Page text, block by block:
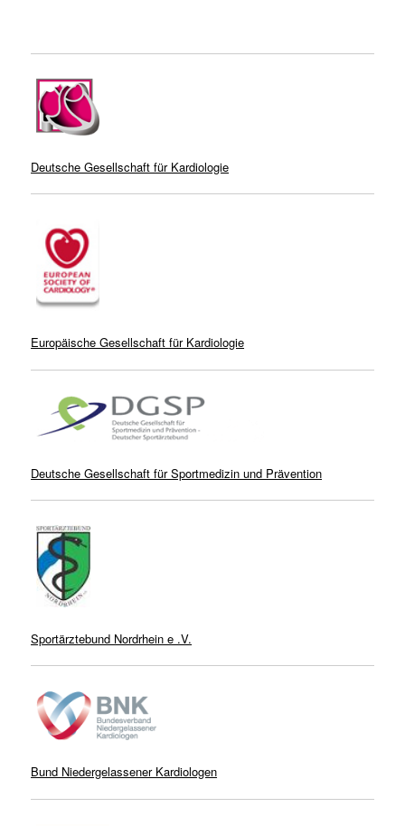
Deutsche Gesellschaft für Kardiologie
Europäische Gesellschaft für Kardiologie
Deutsche Gesellschaft für Sportmedizin und Prävention
Sportärztebund Nordrhein e .V.
Bund Niedergelassener Kardiologen